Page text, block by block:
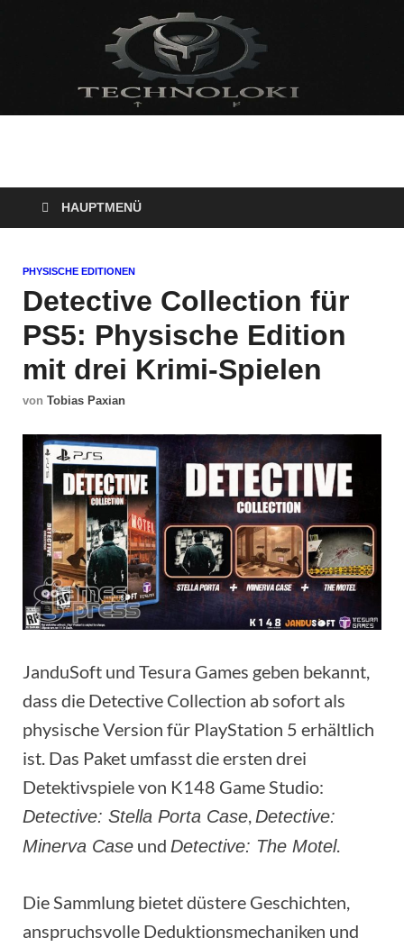
Technoloki: Gaming
und Entertainment
News
Blockbuster, Indie-Perlen und Retro-Klassiker.
HAUPTMENÜ
PHYSISCHE EDITIONEN
Detective Collection für
PS5: Physische Edition
mit drei Krimi-Spielen
von Tobias Paxian
JanduSoft und Tesura Games geben bekannt,
dass die Detective Collection ab sofort als
physische Version für PlayStation 5 erhältlich
ist. Das Paket umfasst die ersten drei
Detektivspiele von K148 Game Studio:
Detective: Stella Porta Case, Detective:
Minerva Case und Detective: The Motel.
Die Sammlung bietet düstere Geschichten,
anspruchsvolle Deduktionsmechaniken und